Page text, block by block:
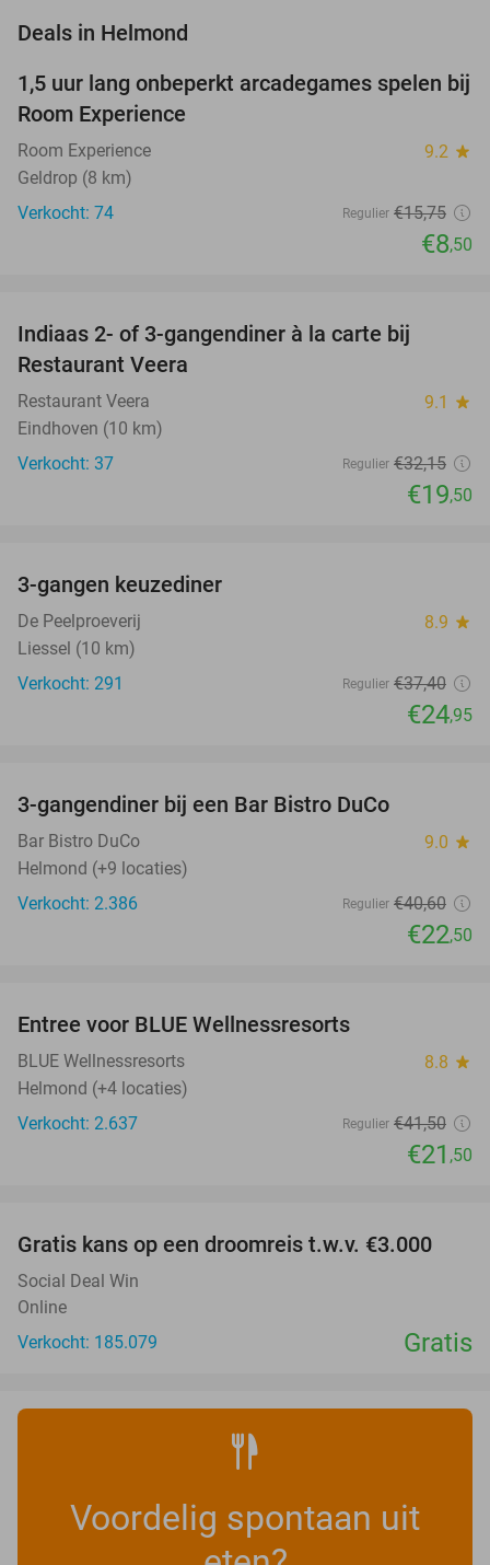
Deals in Helmond
46%
TODAY
1,5 uur lang onbeperkt arcadegames spelen bij
Room Experience
Room Experience 9.2 star
Geldrop (8 km)
Verkocht: 74
Regulier €15,75
€8,50
TODAY
Indiaas 2- of 3-gangendiner à la carte bij
Restaurant Veera
Restaurant Veera 9.1 star
Eindhoven (10 km)
Verkocht: 37
Regulier €32,15
€19,50
3-gangen keuzediner
De Peelproeverij 8.9 star
Liessel (10 km)
Verkocht: 291
Regulier €37,40
€24,95
3-gangendiner bij een Bar Bistro DuCo
Bar Bistro DuCo 9.0 star
Helmond (+9 locaties)
Verkocht: 2.386
Regulier €40,60
€22,50
Entree voor BLUE Wellnessresorts
BLUE Wellnessresorts 8.8 star
Helmond (+4 locaties)
Verkocht: 2.637
Regulier €41,50
€21 ,50
Gratis kans op een droomreis t.w.v. €3.000
Social Deal Win
Online
Verkocht: 185.079
Gratis
Voordelig spontaan uit